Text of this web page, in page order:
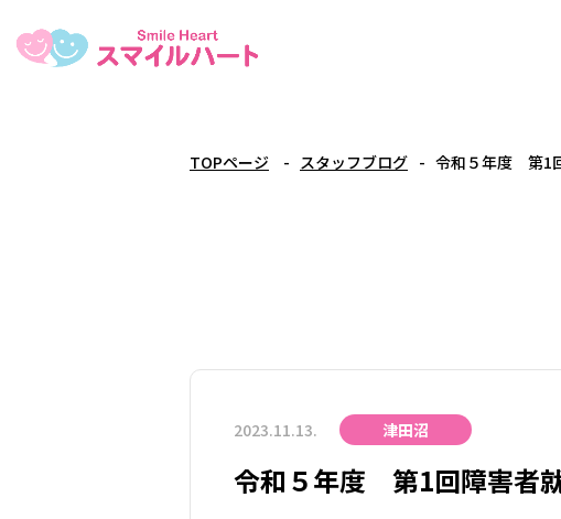
TOPページ スタッフブログ 令和５年度 第1
2023.11.13. 津田沼
令和５年度 第1回障害者